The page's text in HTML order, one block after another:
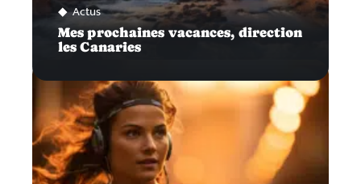
Actus
Mes prochaines vacances, direction
les Canaries